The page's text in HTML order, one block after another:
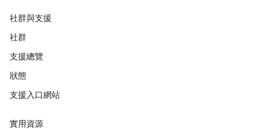
社群與支援
社群
支援總覽
狀態
支援入口網站
實用資源